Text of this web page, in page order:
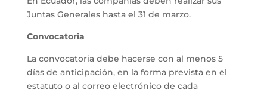
Juntas Generales hasta el 31 de marzo.
Convocatoria
La convocatoria debe hacerse con al menos 5
días de anticipación, en la forma prevista en el
estatuto o al correo electrónico de cada